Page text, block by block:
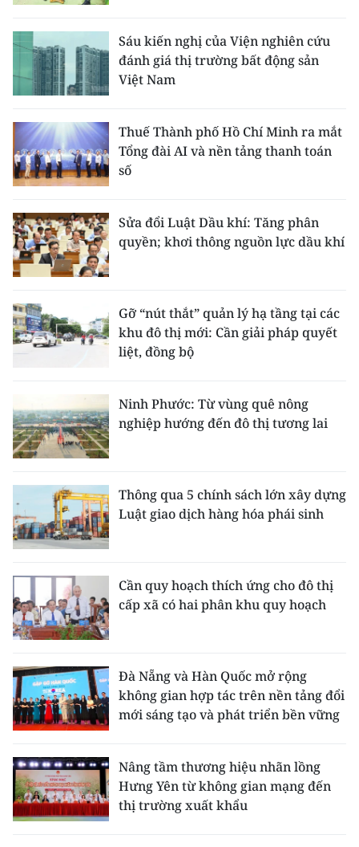
Sáu kiến nghị của Viện nghiên cứu
đánh giá thị trường bất động sản
Việt Nam
Thuế Thành phố Hồ Chí Minh ra mắt
Tổng đài AI và nền tảng thanh toán
số
Sửa đổi Luật Dầu khí: Tăng phân
quyền; khơi thông nguồn lực dầu khí
Gỡ “nút thắt” quản lý hạ tầng tại các
khu đô thị mới: Cần giải pháp quyết
liệt, đồng bộ
Ninh Phước: Từ vùng quê nông
nghiệp hướng đến đô thị tương lai
Thông qua 5 chính sách lớn xây dựng
Luật giao dịch hàng hóa phái sinh
Cần quy hoạch thích ứng cho đô thị
cấp xã có hai phân khu quy hoạch
Đà Nẵng và Hàn Quốc mở rộng
không gian hợp tác trên nền tảng đổi
mới sáng tạo và phát triển bền vững
Nâng tầm thương hiệu nhãn lồng
Hưng Yên từ không gian mạng đến
thị trường xuất khẩu